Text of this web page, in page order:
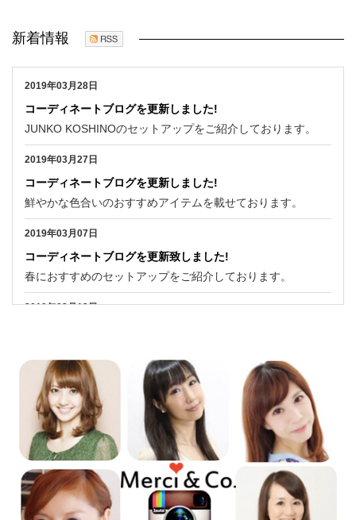
新着情報
2019年03月28日
コーディネートブログを更新しました!
JUNKO KOSHINOのセットアップをご紹介しております。
2019年03月27日
コーディネートブログを更新しました!
鮮やかな色合いのおすすめアイテムを載せております。
2019年03月07日
コーディネートブログを更新致しました!
春におすすめのセットアップをご紹介しております。
2019年02月13日
2019年02月12日
コーディネートブログを更新致しました。
お求めやすくカジュアルなアイテムが入荷致しました!
2019年01月29日
コーディネートブログを更新しました。
2019年01月22日